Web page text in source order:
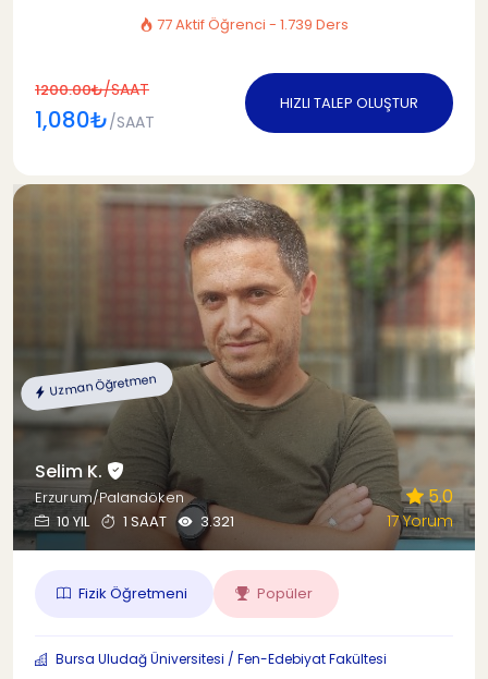
77 Aktif Öğrenci - 1.739 Ders
1200.00₺/SAAT
1,080₺/SAAT
HIZLI TALEP OLUŞTUR
Uzman Öğretmen
Selim K.
Erzurum/Palandöken
10 YIL
1 SAAT 3.321
5.0
17 Yorum
Fizik Öğretmeni Popüler
Bursa Uludağ Üniversitesi / Fen-Edebiyat Fakültesi